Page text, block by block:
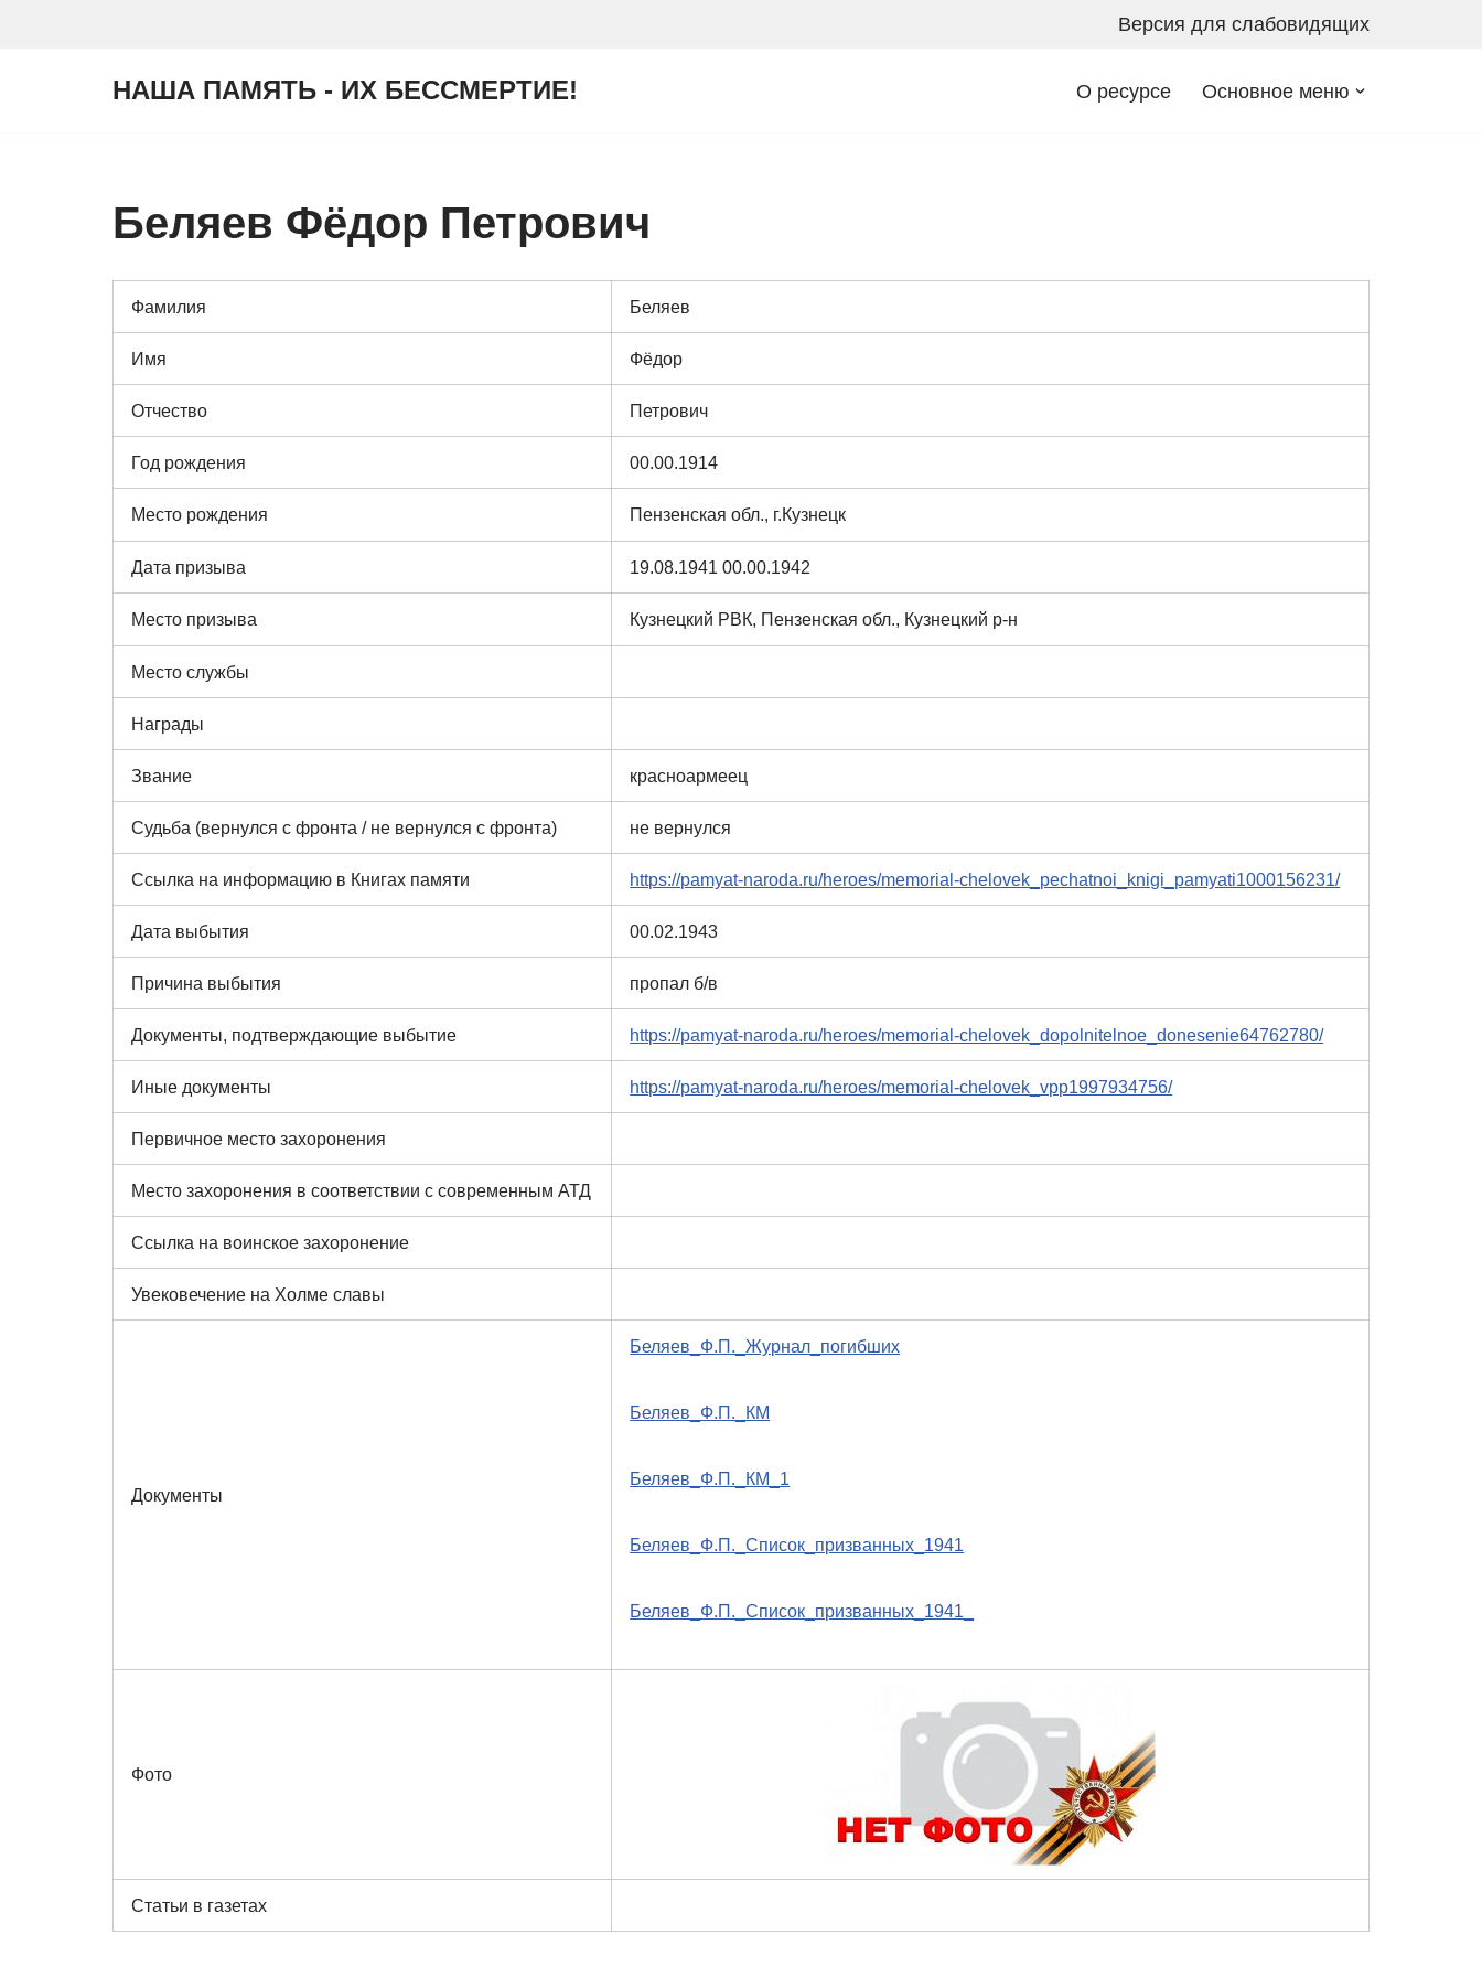
Версия для слабовидящих
НАША ПАМЯТЬ - ИХ БЕССМЕРТИЕ! О ресурсе Основное меню
Беляев Фёдор Петрович
Фамилия Беляев
Имя Фёдор
Отчество Петрович
Год рождения 00.00.1914
Место рождения Пензенская обл., г.Кузнецк
Дата призыва 19.08.1941 00.00.1942
Место призыва Кузнецкий РВК, Пензенская обл., Кузнецкий р-н
Место службы
Награды
Звание красноармеец
Судьба (вернулся с фронта / не вернулся с фронта) не вернулся
Ссылка на информацию в Книгах памяти https://pamyat-naroda.ru/heroes/memorial-chelovek_pechatnoi_knigi_pamyati1000156231/
Дата выбытия 00.02.1943
Причина выбытия пропал б/в
Документы, подтверждающие выбытие https://pamyat-naroda.ru/heroes/memorial-chelovek_dopolnitelnoe_donesenie64762780/
Иные документы https://pamyat-naroda.ru/heroes/memorial-chelovek_vpp1997934756/
Первичное место захоронения
Место захоронения в соответствии с современным АТД
Ссылка на воинское захоронение
Увековечение на Холме славы
Документы
Беляев_Ф.П._Журнал_погибших
Беляев_Ф.П._КМ
Беляев_Ф.П._КМ_1
Беляев_Ф.П._Список_призванных_1941
Беляев_Ф.П._Список_призванных_1941_
Фото
Статьи в газетах